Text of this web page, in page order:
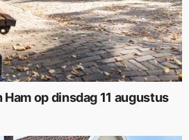
op dinsdag 11 augustus